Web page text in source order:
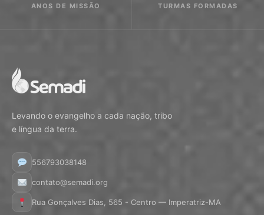
ANOS DE MISSÃO TURMAS FORMADAS
Levando o evangelho a cada nação, tribo
e língua da terra.
556793038148
contato@semadi.org
Rua Gonçalves Dias, 565 - Centro — Imperatriz-MA